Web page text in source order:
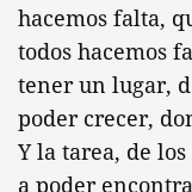
hacemos falta,
todos hacemos
tener un lugar,
poder crecer,
Y la tarea, de
a poder